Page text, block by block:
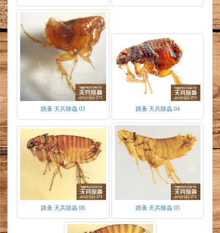
跳蚤發育需經過四個階段為卵、幼蟲、蛹、
成蟲。當相對濕度在75%，約28度上下，卵
於3天發育為幼蟲，過7天結蛹，蛹期10天後
羽化成蟲。
-為白色橢圓形，約０.５mm大小，產於寄
生的宿主體表上，因不具黏性，當寄生動物
在行走或休息時，卵常落於地面處。
幼蟲
-近半透明蠕蟲狀，以地面有機物質、成
蟲排出血變為食。
-為白色漸漸轉暗紅，當幼蟲結蛹時會吐絲
成蛹，包覆沙粒寄生宿主的體表毛髮中，當
溫度過低環境不適宜時則會在蛹中度過冬
季。當出現震動、二氧化碳、熱能的刺激時
才破蛹而出化為成蟲。
成蟲-體色偏暗紅約1mm大小，需於吸血過後
才可交尾，吸血過後會大至3mm大小。吸血
後2天便開始產卵，正常情況下雌蚤每日最多
可產4~50顆卵。當被跳蚤叮咬吸血時，會使
人痛癢焦躁、嚴重時更會造成過敏、皮膚
炎。
當家中有鼠隻活動時易夾帶鼠蚤入侵，室外
跳蚤 天兵除蟲 03 跳蚤 天兵除蟲 04
跳蚤 天兵除蟲 06 跳蚤 天兵除蟲 05